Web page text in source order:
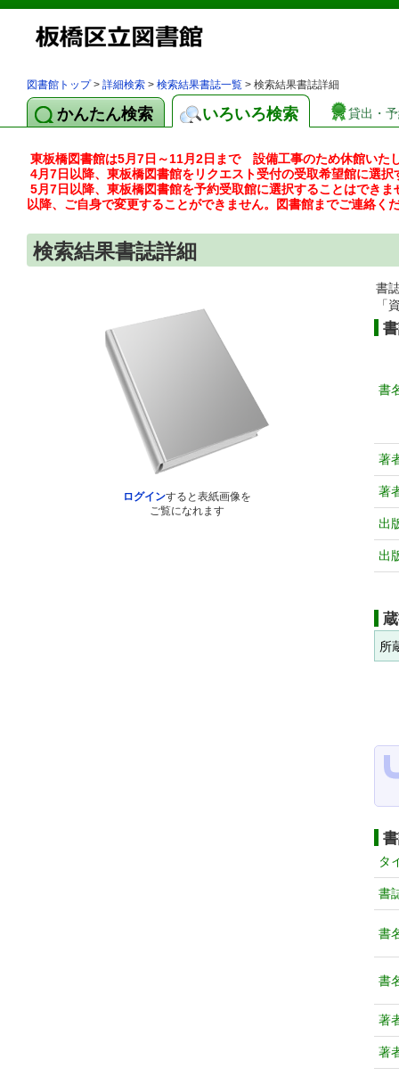
図書館トップ> 詳細検索 > 検索結果書誌一覧 > 検索結果書誌詳細
かんたん検索 いろいろ検索 貸出・
東板橋図書館は5月7日～11月2日まで 設備工事のため休館いた
4月7日以降、東板橋図書館をリクエスト受付の受取希望館に選択
5月7日以降、東板橋図書館を予約受取館に選択することはでき
以降、ご自身で変更することができません。図書館までご連絡く
検索結果書誌詳細
ログインすると表紙画像を
ご覧になれます
書
「
書
著
著
出
出
所
タ
書
書
書
著
著